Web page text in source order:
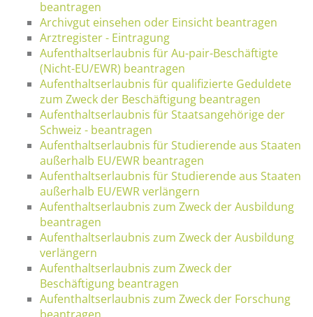
beantragen
Archivgut einsehen oder Einsicht beantragen
Arztregister - Eintragung
Aufenthaltserlaubnis für Au-pair-Beschäftigte
(Nicht-EU/EWR) beantragen
Aufenthaltserlaubnis für qualifizierte Geduldete
zum Zweck der Beschäftigung beantragen
Aufenthaltserlaubnis für Staatsangehörige der
Schweiz - beantragen
Aufenthaltserlaubnis für Studierende aus Staaten
außerhalb EU/EWR beantragen
Aufenthaltserlaubnis für Studierende aus Staaten
außerhalb EU/EWR verlängern
Aufenthaltserlaubnis zum Zweck der Ausbildung
beantragen
Aufenthaltserlaubnis zum Zweck der Ausbildung
verlängern
Aufenthaltserlaubnis zum Zweck der
Beschäftigung beantragen
Aufenthaltserlaubnis zum Zweck der Forschung
beantragen